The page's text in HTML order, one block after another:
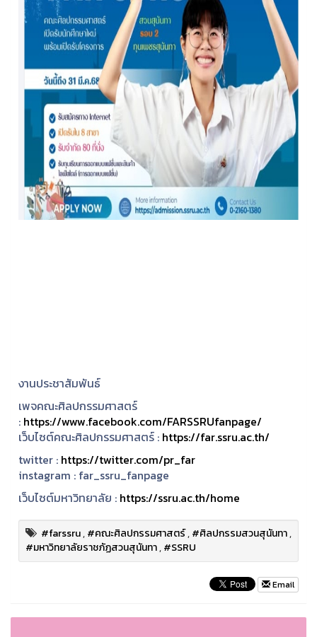
งานประชาสัมพันธ์
เพจคณะศิลปกรรมศาสตร์
: https://www.facebook.com/FARSSRUfanpage/
เว็บไซต์คณะศิลปกรรมศาสตร์ : https://far.ssru.ac.th/
twitter : https://twitter.com/pr_far
instagram : far_ssru_fanpage
เว็บไซต์มหาวิทยาลัย : https://ssru.ac.th/home
#farssru,#คณะศิลปกรรมศาสตร์,#ศิลปกรรมสวนสุนันทา,
#มหาวิทยาลัยราชภัฏสวนสุนันทา,#SSRU
Email